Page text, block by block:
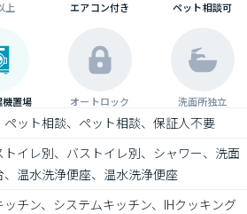
上 エアコン付き ペット相談可
置場 オートロック 洗面所独立
ペット相談、ペット相談、保証人不要
トイレ別、バストイレ別、シャワー、洗面
、温水洗浄便座、温水洗浄便座
ッチン、システムキッチン、IHクッキング